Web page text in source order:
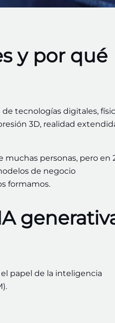
y por qué
tecnologías digitales,
3D, realidad
personas, pero en
de negocio
formamos.
papel de la inteligencia